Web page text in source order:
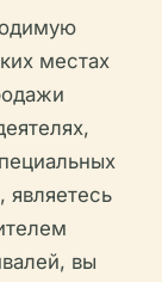
местах
являетесь
вы